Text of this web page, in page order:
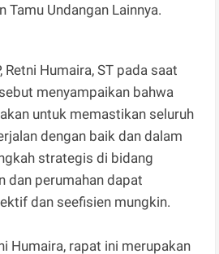
Tamu Undangan Lainnya.
Retni Humaira, ST pada saat
menyampaikan bahwa
untuk memastikan seluruh
dengan baik dan dalam
strategis di bidang
dan perumahan dapat
dan seefisien mungkin.
Humaira, rapat ini merupakan